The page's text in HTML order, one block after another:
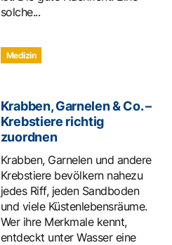
solche...
Medizin
Krabben, Garnelen & Co. –
Krebstiere richtig
zuordnen
Krabben, Garnelen und andere
Krebstiere bevölkern nahezu
jedes Riff, jeden Sandboden
und viele Küstenlebensräume.
Wer ihre Merkmale kennt,
entdeckt unter Wasser eine